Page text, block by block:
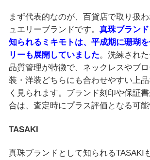
まず代表的なのが、百貨店で取り扱
ュエリーブランドです。 真珠ブラン
知られるミキモトは、平成期に珊瑚
リーも展開していました。洗練され
品質管理が特徴で、ネックレスやブ
装・洋装どちらにも合わせやすい上
く見られます。ブランド刻印や保証
合は、査定時にプラス評価となる可能
TASAKI
真珠ブランドとして知られるTASAKI